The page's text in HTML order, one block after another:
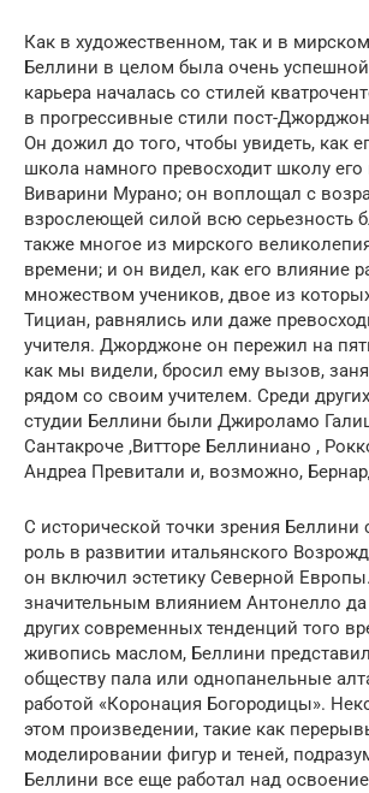
Как в художественном, так и в
Беллини в целом была очень
карьера началась со стилей
в прогрессивные стили пост-
Он дожил до того, чтобы увидеть, как
школа намного превосходит школу его
Виварини Мурано; он воплощал с
взрослеющей силой всю серьезность
также многое из мирского
времени; и он видел, как его влияние
множеством учеников, двое из
Тициан, равнялись или даже
учителя. Джорджоне он пережил на
как мы видели, бросил ему вызов,
рядом со своим учителем. Среди
студии Беллини были Джироламо
Сантакроче ,Витторе Беллиниано ,
Андреа Превитали и, возможно,
С исторической точки зрения
роль в развитии итальянского
он включил эстетику Северной
значительным влиянием Антонелло
других современных тенденций того
живопись маслом, Беллини
обществу пала или однопанельные
работой «Коронация Богородицы».
этом произведении, такие как
моделировании фигур и теней,
Беллини все еще работал над